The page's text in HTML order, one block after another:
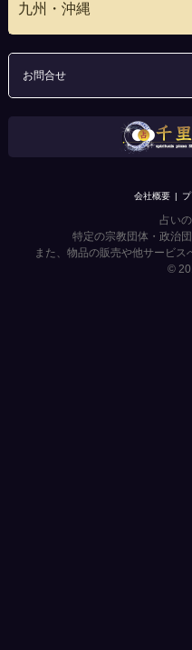
九州・沖縄
お問合せ
会社概要
占い
特定の宗教団体・政治
また、物品の販売や他サービス
©